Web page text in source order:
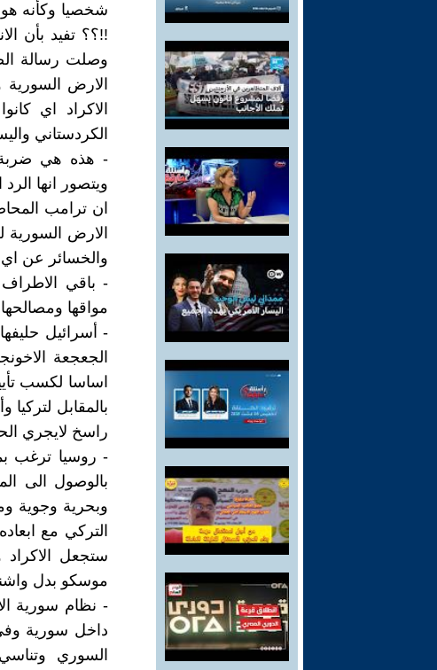
شخصيا وكأنه
وصلت رسالة
الارض
الاكراد اي
الكردستاني
- هذه هي ضربة
ويتصور انها
ان ترامب
الارض
والخسائر عن
- باقي الاطراف
مواقها
- أسرائيل
الجعجعة
اساسا لكسب
بالمقابل
راسخ لايجري
- روسيا ترغب
بالوصول الى
وبحرية وجوية
التركي مع
ستجعل
موسكو بدل
- نظام سورية
داخل سورية وفي
السوري